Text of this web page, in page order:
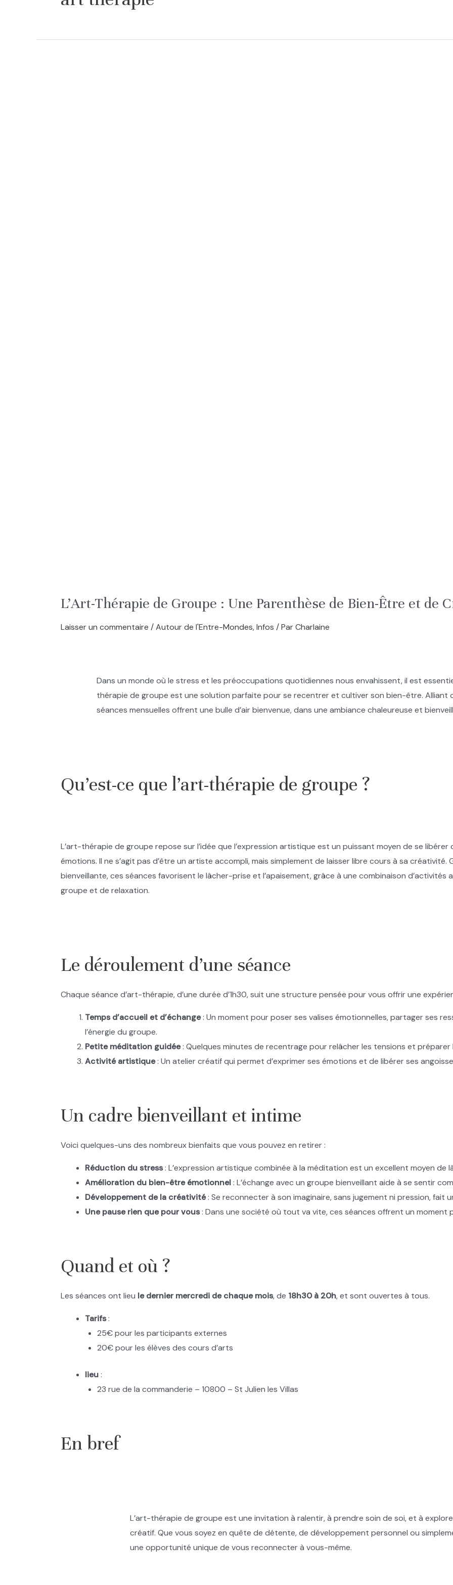
L’Art-Thérapie de Groupe : Une Parenthèse de Bien-Être et de
Laisser un commentaire /Autour de l'Entre-Mondes,Infos / ParCharlaine
Dans un monde où le stress et les préoccupations quotidiennes nous envahissent, il est
thérapie de groupe est une solution parfaite pour se recentrer et cultiver son bien-être. Alliant
séances mensuelles offrent une bulle d’air bienvenue, dans une ambiance chaleureuse et
Qu’est-ce que l’art-thérapie de groupe ?
L’art-thérapie de groupe repose sur l’idée que l’expression artistique est un puissant moyen de se libérer
émotions. Il ne s’agit pas d’être un artiste accompli, mais simplement de laisser libre cours à sa créativité.
bienveillante, ces séances favorisent le lâcher-prise et l’apaisement, grâce à une combinaison d’activités
groupe et de relaxation.
Le déroulement d’une séance
Chaque séance d’art-thérapie, d’une durée d’1h30, suit une structure pensée pour vous offrir une
Temps d’accueil et d’échange: Un moment pour poser ses valises émotionnelles, partager ses
l’énergie du groupe.
Petite méditation guidée: Quelques minutes de recentrage pour relâcher les tensions et préparer
Activité artistique: Un atelier créatif qui permet d’exprimer ses émotions et de libérer ses
Un cadre bienveillant et intime
Voici quelques-uns des nombreux bienfaits que vous pouvez en retirer :
Réduction du stress: L’expression artistique combinée à la méditation est un excellent moyen de
Amélioration du bien-être émotionnel: L’échange avec un groupe bienveillant aide à se sentir
Développement de la créativité: Se reconnecter à son imaginaire, sans jugement ni pression, fait
Une pause rien que pour vous: Dans une société où tout va vite, ces séances offrent un moment
Quand et où ?
Les séances ont lieu le dernier mercredi de chaque mois, de 18h30 à 20h, et sont ouvertes à tous.
Tarifs:
25€ pour les participants externes
20€ pour les élèves des cours d’arts
lieu:
23 rue de la commanderie – 10800 – St Julien les Villas
En bref
L’art-thérapie de groupe est une invitation à ralentir, à prendre soin de soi, et à
créatif. Que vous soyez en quête de détente, de développement personnel ou
une opportunité unique de vous reconnecter à vous-même.